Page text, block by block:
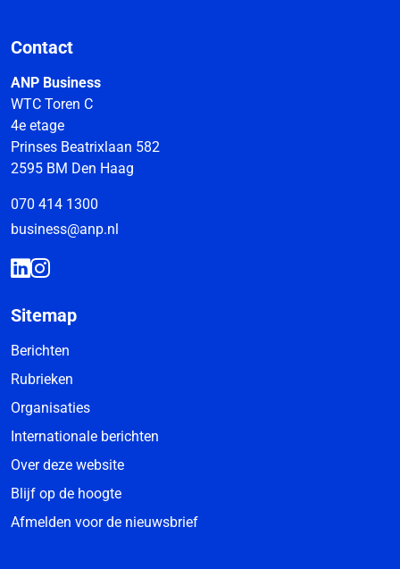
Contact
ANP Business
WTC Toren C
4e etage
Prinses Beatrixlaan 582
2595 BM Den Haag
070 414 1300
business@anp.nl
Sitemap
Berichten
Rubrieken
Organisaties
Internationale berichten
Over deze website
Blijf op de hoogte
Afmelden voor de nieuwsbrief